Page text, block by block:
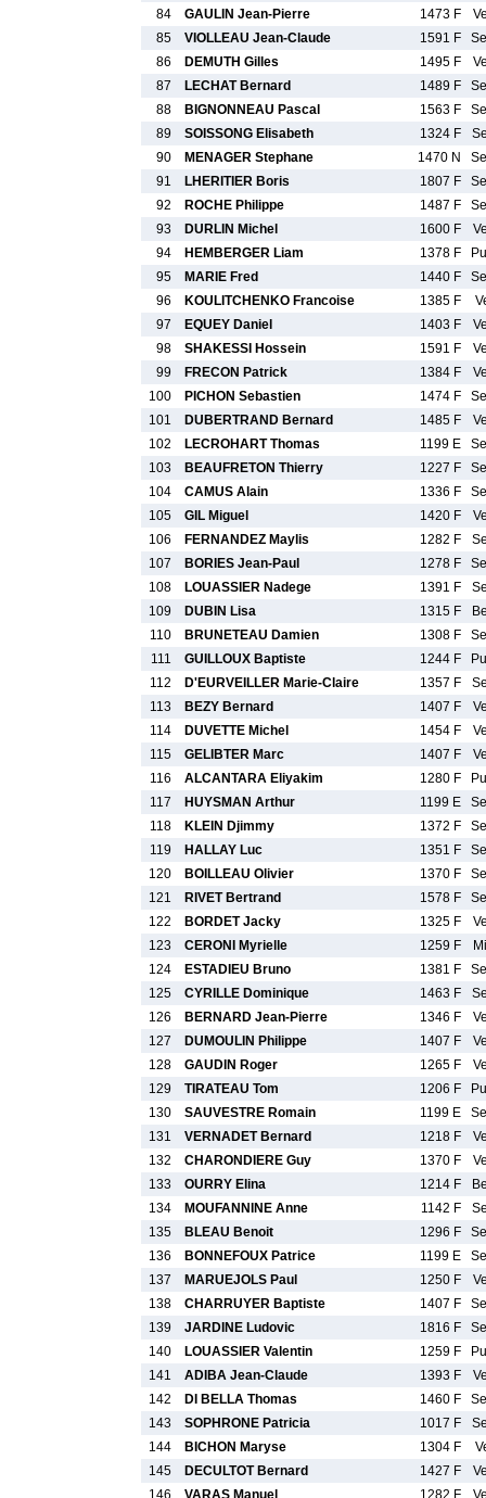
84
GAULIN Jean-Pierre 1473 F
85
VIOLLEAU Jean-Claude 1591 F
86
DEMUTH Gilles 1495 F
87
LECHAT Bernard 1489 F
88
BIGNONNEAU Pascal 1563 F
89
SOISSONG Elisabeth 1324 F
90
MENAGER Stephane 1470 N
91
LHERITIER Boris 1807 F
92
ROCHE Philippe 1487 F
93
DURLIN Michel 1600 F
94
HEMBERGER Liam 1378 F
95
MARIE Fred 1440 F
96
KOULITCHENKO Francoise 1385 F
97
EQUEY Daniel 1403 F
98
SHAKESSI Hossein 1591 F
99
FRECON Patrick 1384 F
100
PICHON Sebastien 1474 F
101
DUBERTRAND Bernard 1485 F
102
LECROHART Thomas 1199 E
103
BEAUFRETON Thierry 1227 F
104
CAMUS Alain 1336 F
105
GIL Miguel 1420 F
106
FERNANDEZ Maylis 1282 F
107
BORIES Jean-Paul 1278 F
108
LOUASSIER Nadege 1391 F
109
DUBIN Lisa 1315 F
110
BRUNETEAU Damien 1308 F
111
GUILLOUX Baptiste 1244 F
112
D'EURVEILLER Marie-Claire 1357 F
113
BEZY Bernard 1407 F
114
DUVETTE Michel 1454 F
115
GELIBTER Marc 1407 F
116
ALCANTARA Eliyakim 1280 F
117
HUYSMAN Arthur 1199 E
118
KLEIN Djimmy 1372 F
119
HALLAY Luc 1351 F
120
BOILLEAU Olivier 1370 F
121
RIVET Bertrand 1578 F
122
BORDET Jacky 1325 F
123
CERONI Myrielle 1259 F
124
ESTADIEU Bruno 1381 F
125
CYRILLE Dominique 1463 F
126
BERNARD Jean-Pierre 1346 F
127
DUMOULIN Philippe 1407 F
128
GAUDIN Roger 1265 F
129
TIRATEAU Tom 1206 F
130
SAUVESTRE Romain 1199 E
131
VERNADET Bernard 1218 F
132
CHARONDIERE Guy 1370 F
133
OURRY Elina 1214 F
134
MOUFANNINE Anne 1142 F
135
BLEAU Benoit 1296 F
136
BONNEFOUX Patrice 1199 E
137
MARUEJOLS Paul 1250 F
138
CHARRUYER Baptiste 1407 F
139
JARDINE Ludovic 1816 F
140
LOUASSIER Valentin 1259 F
141
ADIBA Jean-Claude 1393 F
142
DI BELLA Thomas 1460 F
143
SOPHRONE Patricia 1017 F
144
BICHON Maryse 1304 F
145
DECULTOT Bernard 1427 F
146
VARAS Manuel 1282 F